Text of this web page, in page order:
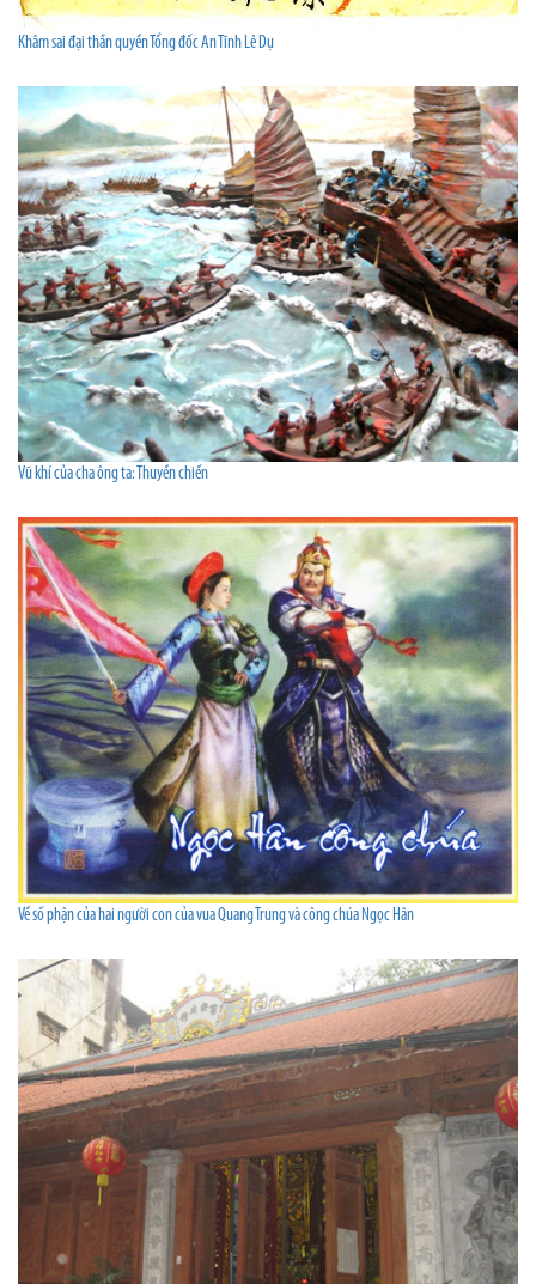
Khâm sai đại thần quyền Tổng đốc An Tĩnh Lê Dụ
Vũ khí của cha ông ta: Thuyền chiến
Về số phận của hai người con của vua Quang Trung và công chúa Ngọc Hân